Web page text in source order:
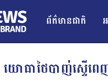
ព័ត៌មានជាតិ
យោធាថៃបាញ់ស្ទើព